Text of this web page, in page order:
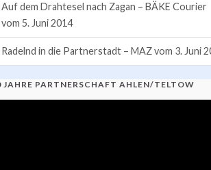
Auf dem Drahtesel nach Zagan – BÄKE Courier
vom 5. Juni 2014
Radelnd in die Partnerstadt – MAZ vom 3. Juni
JAHRE PARTNERSCHAFT AHLEN/TELTOW